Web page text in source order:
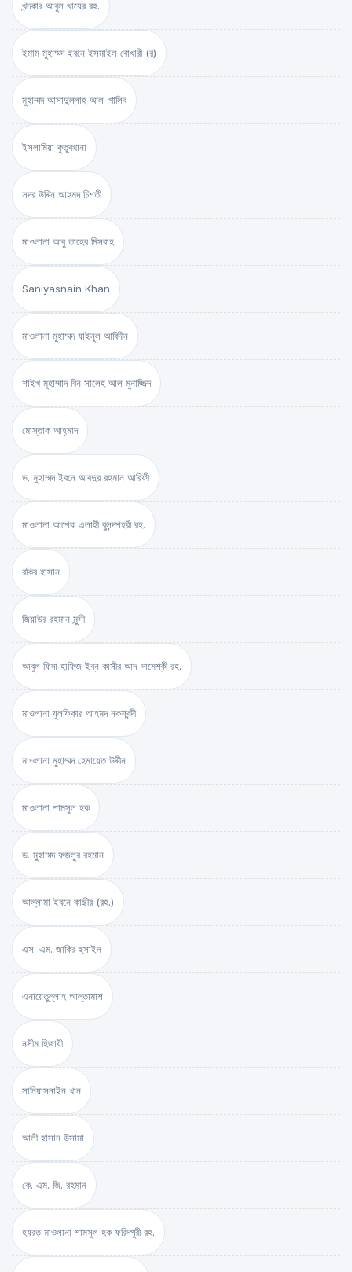
খন্দকার আবুল খায়ের রহ.
ইমাম মুহাম্মদ ইবনে ইসমাইল বোখারী (র)
মুহাম্মদ আসাদুল্লাহ আল-গালিব
ইসলামিয়া কুতুবখানা
সদর উদ্দিন আহমদ চিশতী
মাওলানা আবু তাহের মিসবাহ
Saniyasnain Khan
মাওলানা মুহাম্মদ যাইনুল আবিদীন
শাইখ মুহাম্মাদ বিন সালেহ আল মুনাজ্জিদ
মোস্তাক আহ্‌মাদ
ড. মুহাম্মদ ইবনে আবদুর রহমান আরিফী
মাওলানা আশেক এলাহী বুলন্দশহরী রহ.
রকিব হাসান
জিয়াউর রহমান মুন্সী
আবুল ফিদা হাফিজ ইব্‌ন কাসীর আদ-দামেশ্‌কী রহ.
মাওলানা যুলফিকার আহমদ নকশবন্দী
মাওলানা মুহাম্মদ হেমায়েত উদ্দীন
মাওলানা শামসুল হক
ড. মুহাম্মদ ফজলুর রহমান
আল্লামা ইবনে কাছীর (রহ.)
এস. এম. জাকির হুসাইন
এনায়েতুল্লাহ আল্‌তামাশ
নসীম হিজাযী
সানিয়াসনাইন খান
আলী হাসান উসামা
কে. এম. জি. রহমান
হযরত মাওলানা শামসুল হক ফরিদপুরী রহ.